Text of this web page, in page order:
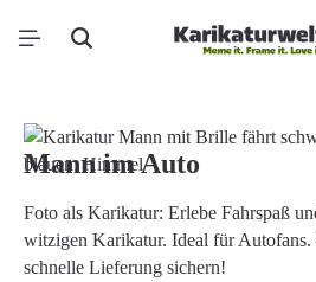
Zum Hauptinhalt springen
Bildergalerie überspringen
Mann im Auto
Foto als Karikatur: Erlebe Fahrspaß
witzigen Karikatur. Ideal für Autofans.
schnelle Lieferung sichern!